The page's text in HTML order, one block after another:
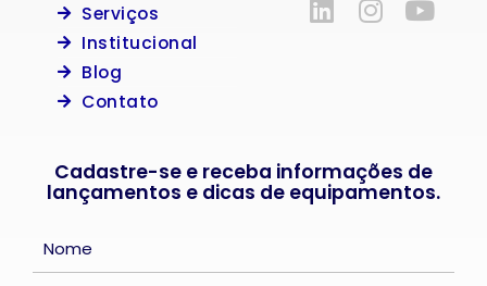
Serviços
Institucional
Blog
Contato
Cadastre-se e receba informações de
lançamentos e dicas de equipamentos.